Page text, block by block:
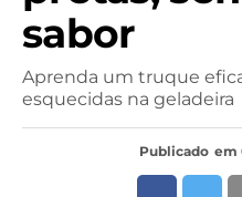
sabor
Aprenda um truque
esquecidas na geladeira
Publicado em